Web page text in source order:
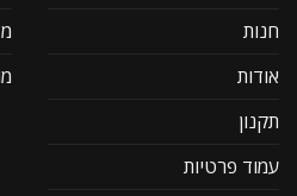
חנות
אודות
תקנון
עמוד פרטיות